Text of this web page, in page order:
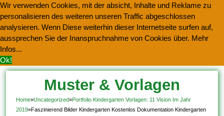
Wir verwenden Cookies, mit der absicht, Inhalte und Reklame zu
personalisieren des weiteren unseren Traffic abgeschlossen
analysieren. Wenn Diese weiterhin dieser Internetseite surfen auf,
aussprechen Sie der Inanspruchnahme von Cookies über. Mehr
Infos...
Ok!
Muster & Vorlagen
Kostenlos Herunterladen
Home»Uncategorized»Portfolio Kindergarten Vorlagen: 11 Vision Im Jahr
2019»Faszinierend Bilder Kindergarten Kostenlos Dokumentation Kindergarten